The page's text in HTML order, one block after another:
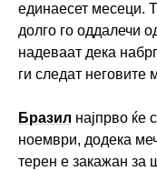
единаесет месеци.
долго го оддалечи
надеваат дека
ги следат неговите
Бразил најпрво ќе
ноември, додека
терен е закажан за